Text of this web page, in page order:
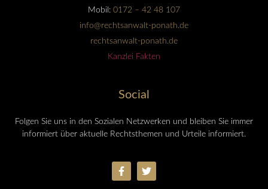
Mobil: 0172 – 42 48 107
info@rechtsanwalt-ponath.de
rechtsanwalt-ponath.de
Kanzlei Fakten
Social
Folgen Sie uns in den Sozialen Netzwerken und bleiben Sie immer
informiert über aktuelle Rechtsthemen und Urteile informiert.